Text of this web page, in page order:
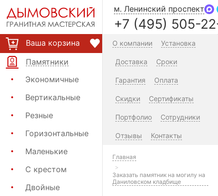
Ваша корзина
Памятники
Экономичные
Вертикальные
Резные
Горизонтальные
Маленькие
С крестом
Двойные
м. Ленинский проспект
+7 (495) 505-
О компании Установка
Доставка Сроки
Гарантия Оплата
Скидки Сертификаты
Портфолио Сотрудники
Отзывы Контакты
Главная
Заказать памятник на могилу на
Даниловском кладбище